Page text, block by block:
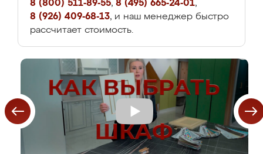
8 (800) 511-89-55, 8 (495) 665-24-01,
8 (926) 409-68-13, и наш менеджер быстро
рассчитает стоимость.